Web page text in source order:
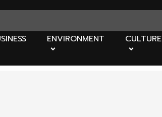
ENVIRONMENT CULTURE